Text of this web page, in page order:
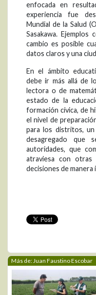
enfocada en
experiencia fue
Mundial de la Salud
Sasakawa.
cambio es posible
datos claros y una
En el ámbito
debe ir más allá de
lectora o de
estado de la
formación cívica, de
el nivel de
para los distritos, un
desagregado que
autoridades, que
atraviesa con
decisiones de
Más de: Juan Faustino Escobar